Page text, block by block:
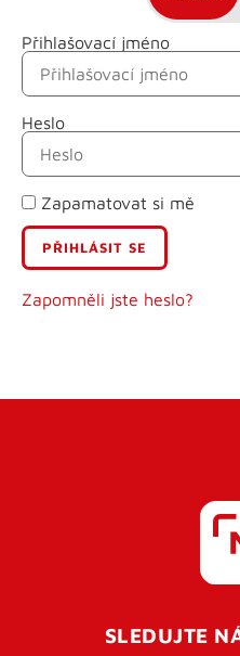
Přihlašovací jméno
Heslo
Zapamatovat si mě
Zapomněli jste heslo?
Jméno
Příjmení
E-mail
Uživatelské jméno
SLEDUJTE